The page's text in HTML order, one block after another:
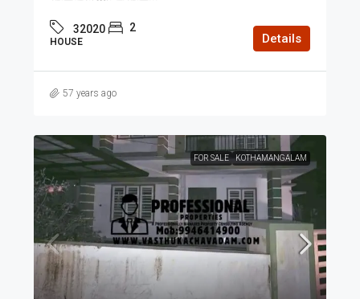
32020 2
HOUSE Details
57 years ago
FOR SALE KOTHAMANGALAM